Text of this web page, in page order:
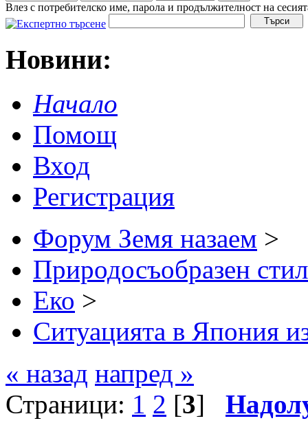
Влез с потребителско име, парола и продължителност на
Новини:
Начало
Помощ
Вход
Регистрация
Форум Земя назаем >
Природосъобразен
Еко >
Ситуацията в Япония
« назад напред »
Страници: 1 2 [3]